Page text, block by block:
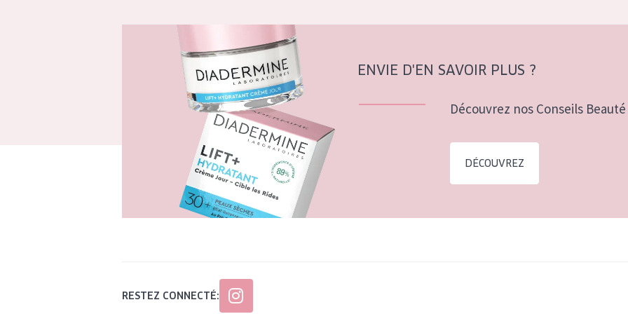
ENVIE D'EN SAVOIR PLUS ?
Découvrez nos Conseils
DÉCOUVREZ
RESTEZ CONNECTÉ: